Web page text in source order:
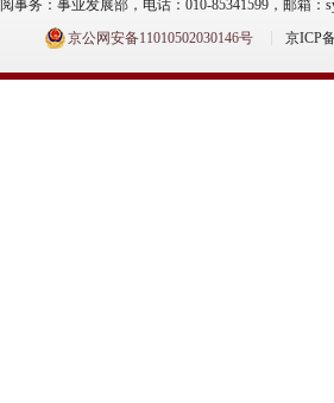
事务：事业发展部，电话：010-85341599，邮箱：
京公网安备11010502030146号
京ICP